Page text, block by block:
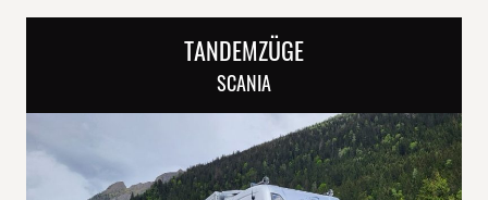
TANDEMZÜGE
SCANIA